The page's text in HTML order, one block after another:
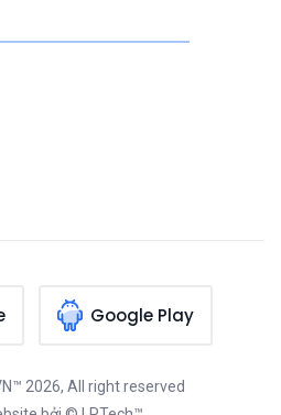
Google Play
2026, All right reserved